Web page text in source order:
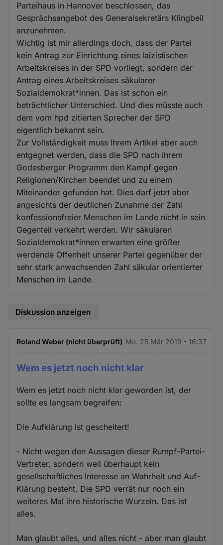
Parteihaus in Hannover beschlossen, das
Gesprächsangebot des Generalsekretärs Klingbeil
anzunehmen.
Wichtig ist mir allerdings doch, dass der Partei
kein Antrag zur Einrichtung eines laizistischen
Arbeitskreises in der SPD vorliegt, sondern der
Antrag eines Arbeitskreises säkularer
Sozialdemokrat*innen. Das ist schon ein
beträchtlicher Unterschied. Und dies müsste auch
dem vom hpd zitierten Sprecher der SPD
eigentlich bekannt sein.
Zur Vollständigkeit muss Ihrem Artikel aber auch
entgegnet werden, dass die SPD nach ihrem
Godesberger Programm den Kampf gegen
Religionen/Kirchen beendet und zu einem
Miteinander gefunden hat. Dies darf jetzt aber
angesichts der deutlichen Zunahme der Zahl
konfessionsfreier Menschen im Lande nicht in sein
Gegenteil verkehrt werden. Wir säkularen
Sozialdemokrat*innen erwarten eine größer
werdende Offenheit unserer Partei gegenüber der
sehr stark anwachsenden Zahl säkular orientierter
Menschen im Lande.
Diskussion anzeigen
Roland Weber (nicht überprüft) Mo. 25 Mär 2019 - 16:37
Wem es jetzt noch nicht klar
Wem es jetzt noch nicht klar geworden ist, der
sollte es langsam begreifen:
Die Aufklärung ist gescheitert!
- Nicht wegen den Aussagen dieser Rumpf-Partei-
Vertreter, sondern weil überhaupt kein
gesellschaftliches Interesse an Wahrheit und Auf-
Klärung besteht. Die SPD verrät nur noch ein
weiteres Mal ihre historische Wurzeln. Das ist
alles.
Man glaubt alles, und alles nicht - aber man glaubt